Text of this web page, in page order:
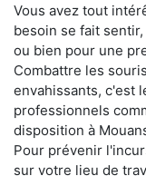
Vous avez tout
besoin se fait
ou bien pour une
Combattre les
envahissants, c'est
professionnels
disposition à
Pour prévenir
sur votre lieu de